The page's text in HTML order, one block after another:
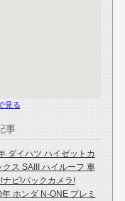
見る
事
ダイハツ ハイゼットカ
クス SAIII ハイルーフ 車
ナビ!バックカメラ!
ホンダ N-ONE プレミ